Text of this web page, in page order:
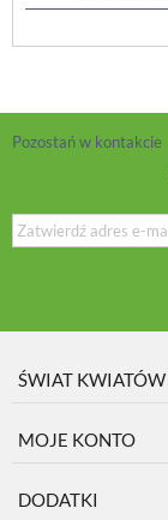
Pozostań w kontakcie
ŚWIAT KWIATÓW
MOJE KONTO
DODATKI